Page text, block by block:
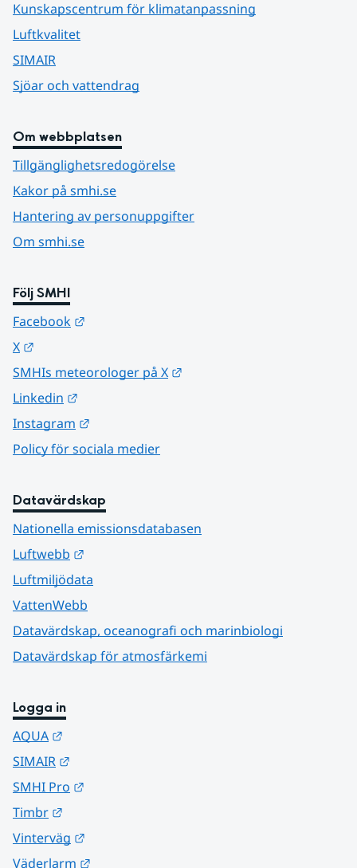
Kunskapscentrum för klimatanpassning
Luftkvalitet
SIMAIR
Sjöar och vattendrag
Om webbplatsen
Tillgänglighetsredogörelse
Kakor på smhi.se
Hantering av personuppgifter
Om smhi.se
Följ SMHI
Facebook
X
SMHIs meteorologer på X
Linkedin
Instagram
Policy för sociala medier
Datavärdskap
Nationella emissionsdatabasen
Luftwebb
Luftmiljödata
VattenWebb
Datavärdskap, oceanografi och marinbiologi
Datavärdskap för atmosfärkemi
Logga in
AQUA
SIMAIR
SMHI Pro
Timbr
Vinterväg
Väderlarm